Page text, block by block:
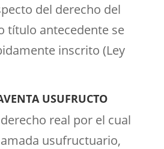
del derecho del
título antecedente se
inscrito (Ley
USUFRUCTO
real por el cual
usufructuario,